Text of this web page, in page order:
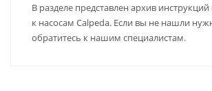
В разделе представлен архив
к насосам Calpeda. Если вы не нашли
обратитесь к нашим специалистам.